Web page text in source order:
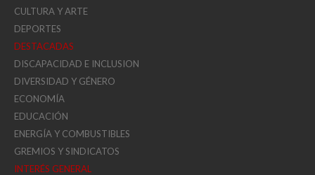
CULTURA Y ARTE
DEPORTES
DESTACADAS
DISCAPACIDAD E INCLUSION
DIVERSIDAD Y GÉNERO
ECONOMÍA
EDUCACIÓN
ENERGÍA Y COMBUSTIBLES
GREMIOS Y SINDICATOS
INTERÉS GENERAL